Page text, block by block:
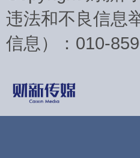
违法和不良信息
信息）：010-